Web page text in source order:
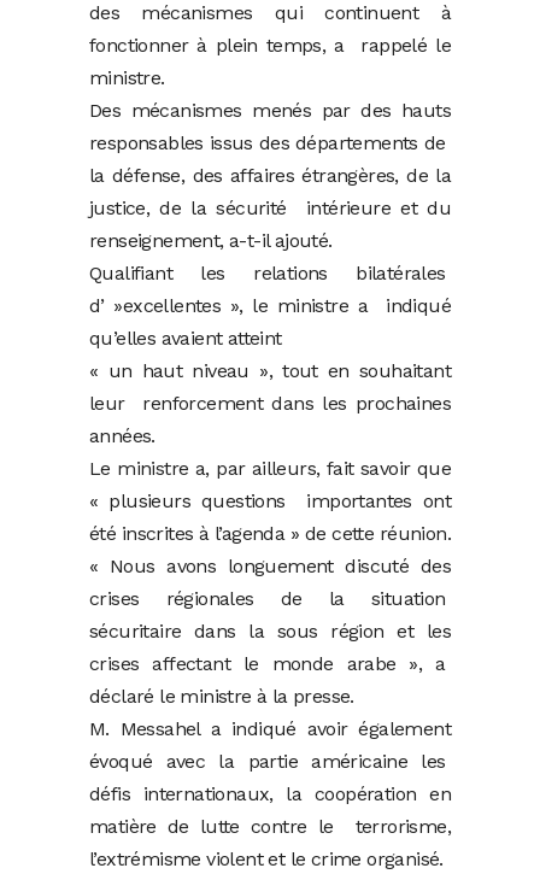
des mécanismes qui continuent à
fonctionner à plein temps, a rappelé le
ministre.
Des mécanismes menés par des hauts
responsables issus des départements de
la défense, des affaires étrangères, de la
justice, de la sécurité intérieure et du
renseignement, a-t-il ajouté.
Qualifiant les relations bilatérales
d’ »excellentes », le ministre a indiqué
qu’elles avaient atteint
« un haut niveau », tout en souhaitant
leur renforcement dans les prochaines
années.
Le ministre a, par ailleurs, fait savoir que
« plusieurs questions importantes ont
été inscrites à l’agenda » de cette réunion.
« Nous avons longuement discuté des
crises régionales de la situation
sécuritaire dans la sous région et les
crises affectant le monde arabe », a
déclaré le ministre à la presse.
M. Messahel a indiqué avoir également
évoqué avec la partie américaine les
défis internationaux, la coopération en
matière de lutte contre le terrorisme,
l’extrémisme violent et le crime organisé.